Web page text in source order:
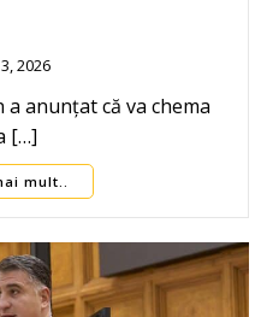
2026
anunțat că va chema
[…]
mult..